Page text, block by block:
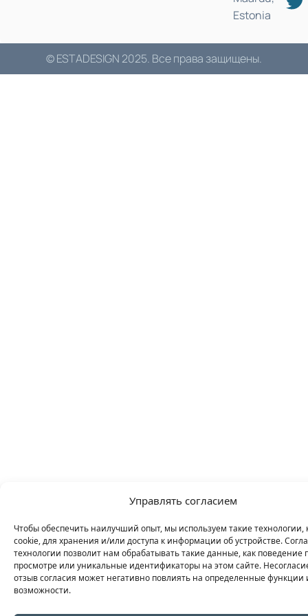
Управлять согласием
Чтобы обеспечить наилучший опыт, мы используем такие технологии,
cookie, для хранения и/или доступа к информации об устройстве.
технологии позволит нам обрабатывать такие данные, как поведение
просмотре или уникальные идентификаторы на этом сайте.
отзыв согласия может негативно повлиять на определенные функции
возможности.
Estonia
© ESTADESIGN 2025. Все права защищены.